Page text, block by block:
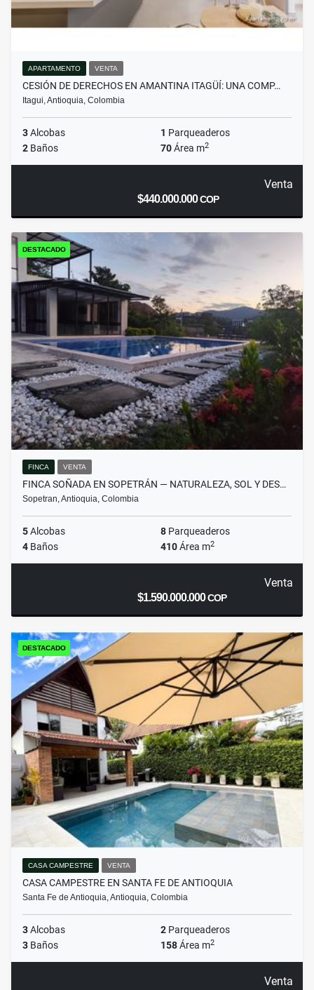
APARTAMENTO VENTA
CESIÓN DE DERECHOS EN AMANTINA ITAGÜÍ: UNA COMP…
Itagui, Antioquia, Colombia
3Alcobas 1 Parqueaderos
2 Baños 70Área m2
Venta
$440.000.000COP
DESTACADO
FINCA VENTA
FINCA SOÑADA EN SOPETRÁN — NATURALEZA, SOL Y DES…
Sopetran, Antioquia, Colombia
5Alcobas 8 Parqueaderos
4 Baños 410Área m2
Venta
$1.590.000.000COP
DESTACADO
CASA CAMPESTRE VENTA
CASA CAMPESTRE EN SANTA FE DE ANTIOQUIA
Santa Fe de Antioquia, Antioquia, Colombia
3Alcobas 2 Parqueaderos
3 Baños 158Área m2
Venta